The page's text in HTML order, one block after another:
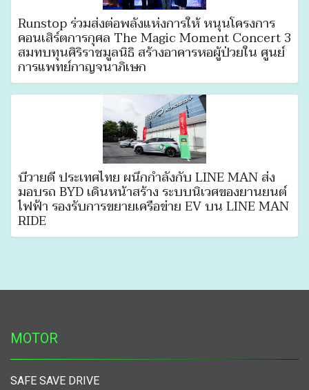
Runstop ร่วมส่งต่อพลังแห่งการให้ หนุนโครงการ
คอนเสิร์ตการกุศล The Magic Moment Concert 3
สมทบทุนศิริราชมูลนิธิ สร้างอาคารหอผู้ป่วยใน ศูนย์
การแพทย์กาญจนาภิเษก
บีวายดี ประเทศไทย ผนึกกำลังกับ LINE MAN ส่ง
มอบรถ BYD เดินหน้าสร้าง ระบบนิเวศของยานยนต์
ไฟฟ้า รองรับการขยายเครือข่าย EV บน LINE MAN
RIDE
MOTOR
SAFE SAVE DRIVE